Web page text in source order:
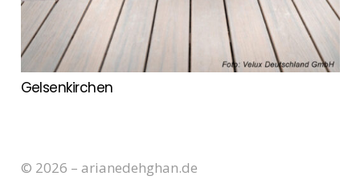
Gelsenkirchen
© 2026 – arianedehghan.de